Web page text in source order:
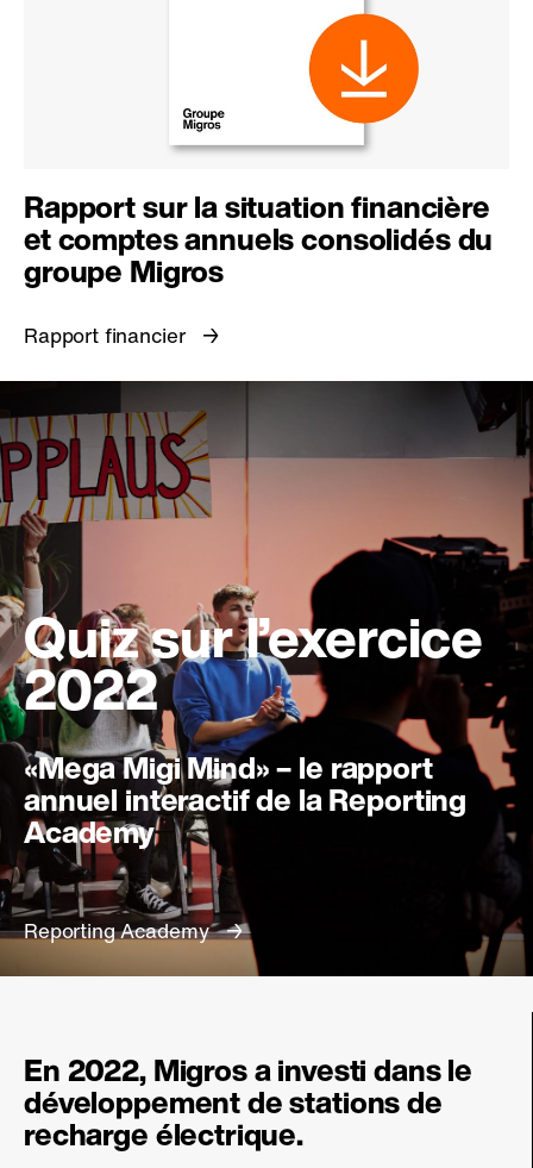
Rapport sur la situation financière
et comptes annuels consolidés du
groupe Migros
Rapport financier
Quiz sur l’exercice
2022
«Mega Migi Mind» – le rapport
annuel interactif de la Reporting
Academy
Reporting Academy
En 2022, Migros a investi dans le
développement de stations de
recharge électrique.